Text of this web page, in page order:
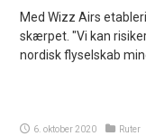
Med Wizz Airs
skærpet. "Vi kan
nordisk flyselskab
6. oktober 2020 Ruter